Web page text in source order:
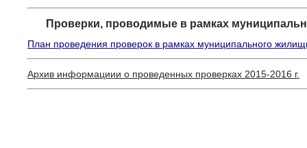
Проверки, проводимые в рамках
План проведения проверок в рамках муниципального
Архив информациии о проведенных проверках 2015-2016 г.